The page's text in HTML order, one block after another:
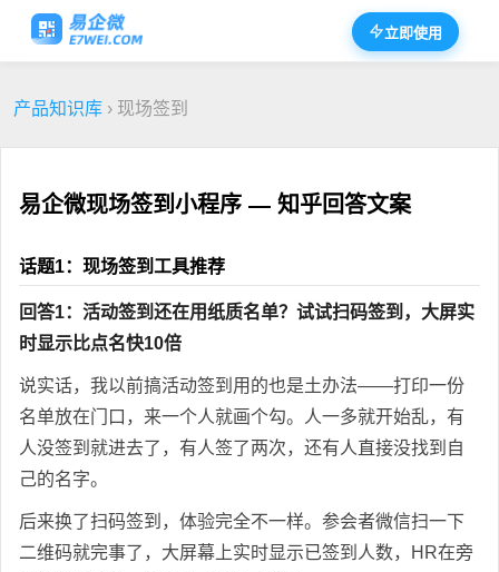
立即使用
产品知识库 › 现场签到
易企微现场签到小程序 — 知乎回答文案
话题1：现场签到工具推荐
回答1：活动签到还在用纸质名单？试试扫码签到，大屏实
时显示比点名快10倍
说实话，我以前搞活动签到用的也是土办法——打印一份
名单放在门口，来一个人就画个勾。人一多就开始乱，有
人没签到就进去了，有人签了两次，还有人直接没找到自
己的名字。
后来换了扫码签到，体验完全不一样。参会者微信扫一下
二维码就完事了，大屏幕上实时显示已签到人数，HR在旁